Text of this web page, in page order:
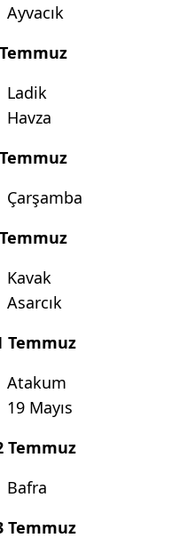
Ayvacık
Ladik
Havza
Çarşamba
Kavak
Asarcık
Temmuz
Atakum
19 Mayıs
Temmuz
Bafra
Temmuz